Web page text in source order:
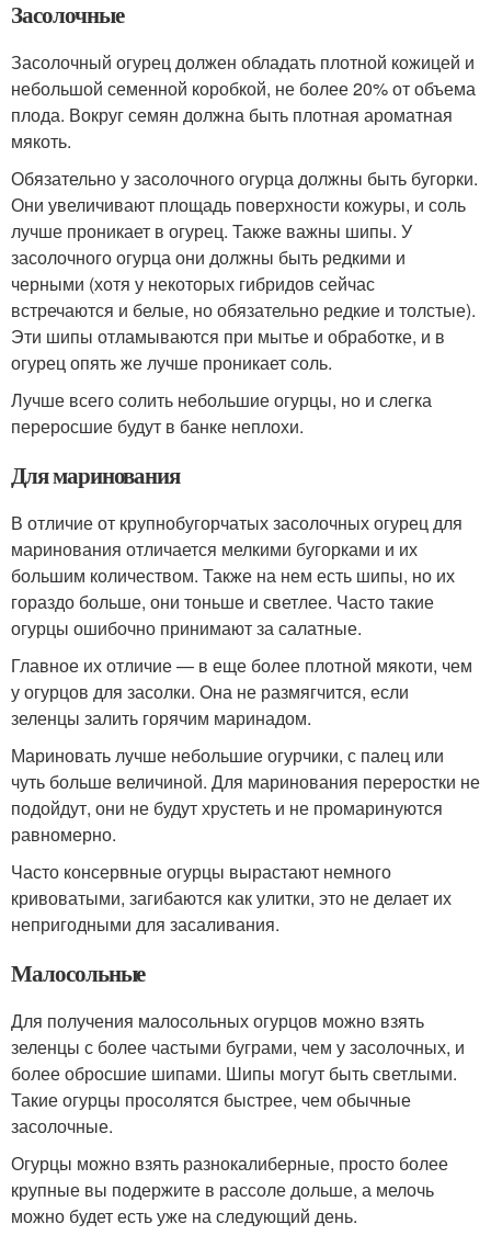
Засолочные
Засолочный огурец должен обладать плотной кожицей и
небольшой семенной коробкой, не более 20% от объема
плода. Вокруг семян должна быть плотная ароматная
мякоть.
Обязательно у засолочного огурца должны быть бугорки.
Они увеличивают площадь поверхности кожуры, и соль
лучше проникает в огурец. Также важны шипы. У
засолочного огурца они должны быть редкими и
черными (хотя у некоторых гибридов сейчас
встречаются и белые, но обязательно редкие и толстые).
Эти шипы отламываются при мытье и обработке, и в
огурец опять же лучше проникает соль.
Лучше всего солить небольшие огурцы, но и слегка
переросшие будут в банке неплохи.
Для маринования
В отличие от крупнобугорчатых засолочных огурец для
маринования отличается мелкими бугорками и их
большим количеством. Также на нем есть шипы, но их
гораздо больше, они тоньше и светлее. Часто такие
огурцы ошибочно принимают за салатные.
Главное их отличие — в еще более плотной мякоти, чем
у огурцов для засолки. Она не размягчится, если
зеленцы залить горячим маринадом.
Мариновать лучше небольшие огурчики, с палец или
чуть больше величиной. Для маринования переростки не
подойдут, они не будут хрустеть и не промаринуются
равномерно.
Часто консервные огурцы вырастают немного
кривоватыми, загибаются как улитки, это не делает их
непригодными для засаливания.
Малосольные
Для получения малосольных огурцов можно взять
зеленцы с более частыми буграми, чем у засолочных, и
более обросшие шипами. Шипы могут быть светлыми.
Такие огурцы просолятся быстрее, чем обычные
засолочные.
Огурцы можно взять разнокалиберные, просто более
крупные вы подержите в рассоле дольше, а мелочь
можно будет есть уже на следующий день.